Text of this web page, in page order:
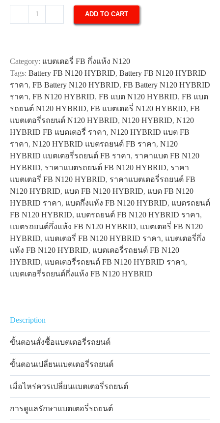
HYBRID
quantity
ADD TO CART
Category: แบตเตอรี่ FB กึ่งแห้ง N120
Tags: Battery FB N120 HYBRID, Battery FB N120 HYBRID
ราคา, FB Battery N120 HYBRID, FB Battery N120 HYBRID
ราคา, FB N120 HYBRID, FB แบต N120 HYBRID, FB แบต
รถยนต์ N120 HYBRID, FB แบตเตอรี่ N120 HYBRID, FB
แบตเตอรี่รถยนต์ N120 HYBRID, N120 HYBRID, N120
HYBRID FB แบตเตอรี่ ราคา, N120 HYBRID แบต FB
ราคา, N120 HYBRID แบตรถยนต์ FB ราคา, N120
HYBRID แบตเตอรี่รถยนต์ FB ราคา, ราคาแบต FB N120
HYBRID, ราคาแบตรถยนต์ FB N120 HYBRID, ราคา
แบตเตอรี่ FB N120 HYBRID, ราคาแบตเตอรี่รถยนต์ FB
N120 HYBRID, แบต FB N120 HYBRID, แบต FB N120
HYBRID ราคา, แบตกึ่งแห้ง FB N120 HYBRID, แบตรถยนต์
FB N120 HYBRID, แบตรถยนต์ FB N120 HYBRID ราคา,
แบตรถยนต์กึ่งแห้ง FB N120 HYBRID, แบตเตอรี่ FB N120
HYBRID, แบตเตอรี่ FB N120 HYBRID ราคา, แบตเตอรี่กึ่ง
แห้ง FB N120 HYBRID, แบตเตอรี่รถยนต์ FB N120
HYBRID, แบตเตอรี่รถยนต์ FB N120 HYBRID ราคา,
แบตเตอรี่รถยนต์กึ่งแห้ง FB N120 HYBRID
Description
ขั้นตอนสั่งซื้อแบตเตอรี่รถยนต์
ขั้นตอนเปลี่ยนแบตเตอรี่รถยนต์
เมื่อไหร่ควรเปลี่ยนแบตเตอรี่รถยนต์
การดูแลรักษาแบตเตอรี่รถยนต์